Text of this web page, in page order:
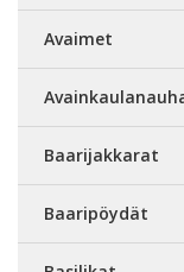
Avaimet
Baarijakkarat
Baaripöydät